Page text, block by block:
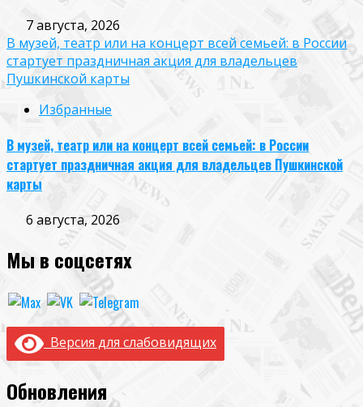
7 августа, 2026
В музей, театр или на концерт всей семьей: в России
стартует праздничная акция для владельцев
Пушкинской карты
Избранные
В музей, театр или на концерт всей семьей: в России
стартует праздничная акция для владельцев Пушкинской
карты
6 августа, 2026
Мы в соцсетях
Версия для слабовидящих
Обновления